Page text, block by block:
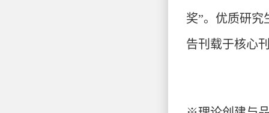
奖”。优质研
告刊载于核心